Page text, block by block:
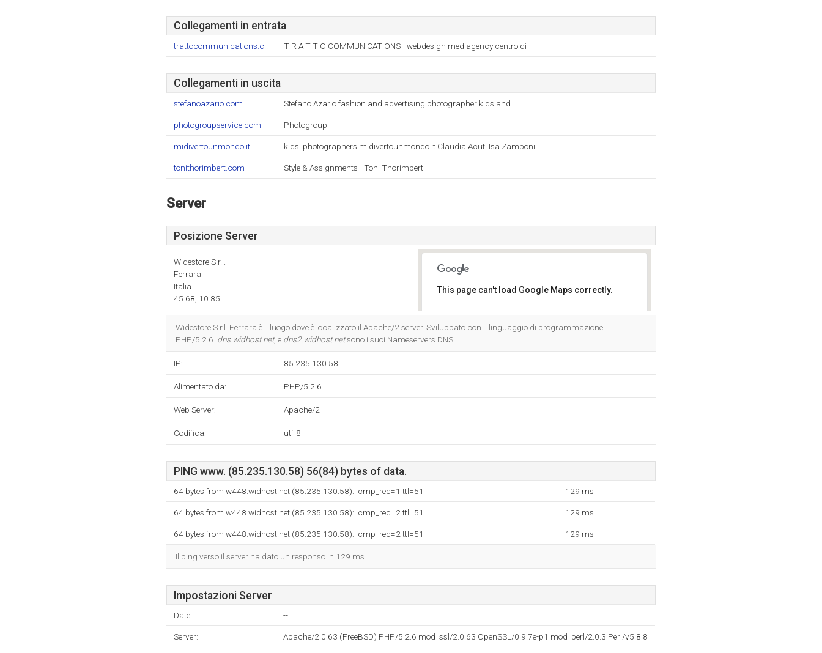
Collegamenti in entrata
trattocommunications.c.. T R A T T O COMMUNICATIONS - webdesign mediagency centro di
Collegamenti in uscita
stefanoazario.com Stefano Azario fashion and advertising photographer kids and
photogroupservice.com Photogroup
midivertounmondo.it kids' photographers midivertounmondo.it Claudia Acuti Isa Zamboni
tonithorimbert.com Style & Assignments - Toni Thorimbert
Server
Posizione Server
Widestore S.r.l.
Ferrara
Italia
45.68, 10.85
This page can't load Google Maps correctly.
Widestore S.r.l. Ferrara è il luogo dove è localizzato il Apache/2 server. Sviluppato con il linguaggio di programmazione
PHP/5.2.6. dns.widhost.net, e dns2.widhost.netsono i suoi Nameservers DNS.
IP: 85.235.130.58
Alimentato da: PHP/5.2.6
Web Server: Apache/2
Codifica: utf-8
PING www. (85.235.130.58) 56(84) bytes of data.
64 bytes from w448.widhost.net (85.235.130.58): icmp_req=1 ttl=51 129 ms
64 bytes from w448.widhost.net (85.235.130.58): icmp_req=2 ttl=51 129 ms
64 bytes from w448.widhost.net (85.235.130.58): icmp_req=2 ttl=51 129 ms
Il ping verso il server ha dato un responso in 129 ms.
Impostazioni Server
Date: --
Server: Apache/2.0.63 (FreeBSD) PHP/5.2.6 mod_ssl/2.0.63 OpenSSL/0.9.7e-p1 mod_perl/2.0.3 Perl/v5.8.8